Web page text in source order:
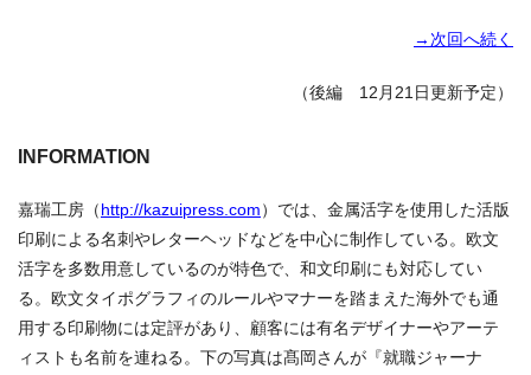
→次回へ続く
（後編 12月21日更新予定）
INFORMATION
嘉瑞工房（http://kazuipress.com）では、金属活字を使用した活版
印刷による名刺やレターヘッドなどを中心に制作している。欧文
活字を多数用意しているのが特色で、和文印刷にも対応してい
る。欧文タイポグラフィのルールやマナーを踏まえた海外でも通
用する印刷物には定評があり、顧客には有名デザイナーやアーテ
ィストも名前を連ねる。下の写真は髙岡さんが『就職ジャーナ